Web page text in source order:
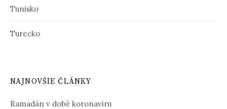
Tunisko
Turecko
NAJNOVŠIE ČLÁNKY
Ramadán v době koronaviru